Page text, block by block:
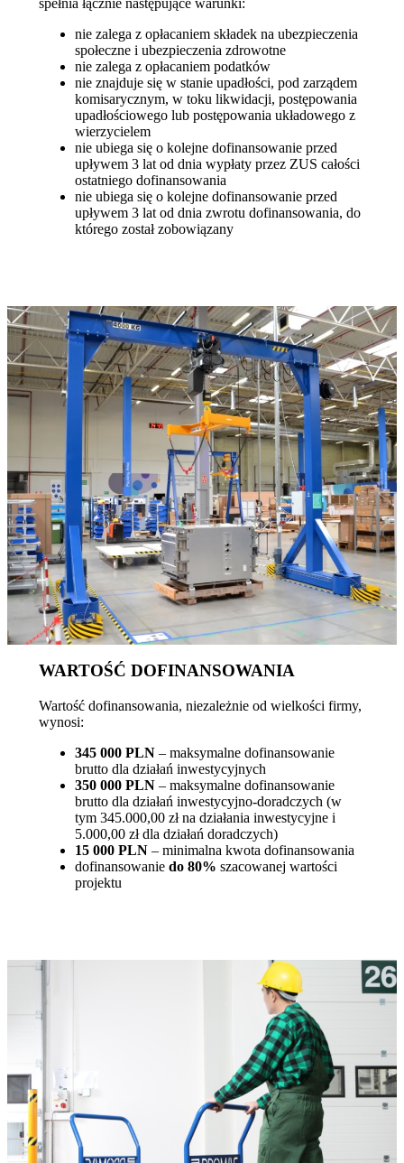
spełnia łącznie następujące warunki:
nie zalega z opłacaniem składek na ubezpieczenia
społeczne i ubezpieczenia zdrowotne
nie zalega z opłacaniem podatków
nie znajduje się w stanie upadłości, pod zarządem
komisarycznym, w toku likwidacji, postępowania
upadłościowego lub postępowania układowego z
wierzycielem
nie ubiega się o kolejne dofinansowanie przed
upływem 3 lat od dnia wypłaty przez ZUS całości
ostatniego dofinansowania
nie ubiega się o kolejne dofinansowanie przed
upływem 3 lat od dnia zwrotu dofinansowania, do
którego został zobowiązany
WARTOŚĆ DOFINANSOWANIA
Wartość dofinansowania, niezależnie od wielkości firmy,
wynosi:
345 000 PLN– maksymalne dofinansowanie
brutto dla działań inwestycyjnych
350 000 PLN– maksymalne dofinansowanie
brutto dla działań inwestycyjno-doradczych (w
tym 345.000,00 zł na działania inwestycyjne i
5.000,00 zł dla działań doradczych)
15 000 PLN – minimalna kwota dofinansowania
dofinansowanie do 80% szacowanej wartości
projektu